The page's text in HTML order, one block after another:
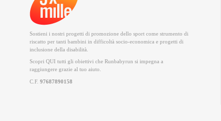
Sostieni i nostri progetti di promozione dello sport come strumento di
riscatto per tanti bambini in difficoltà socio-economica e progetti di
inclusione della disabilità.
Scopri QUI tutti gli obiettivi che Runbabyrun si impegna a
raggiungere grazie al tuo aiuto.
C.F. 97687890158